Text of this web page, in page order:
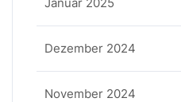
Dezember 2024
November 2024